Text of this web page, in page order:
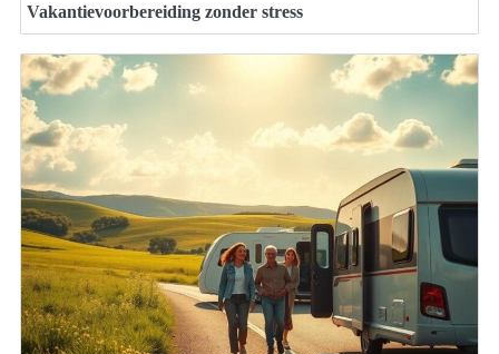
Vakantievoorbereiding zonder stress